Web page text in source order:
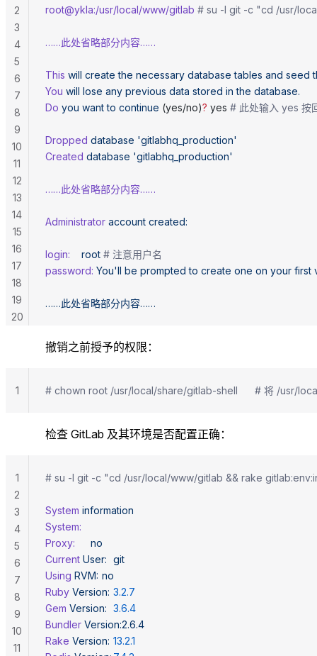
root@ykla:/usr/local/www/gitlab # su -l git -c "cd /usr/
……此处省略部分内容……
This will create the necessary database tables and seed
You will lose any previous data stored in the database.
Do you want to continue (yes/no)? yes # 此处输入 yes 按
Dropped database 'gitlabhq_production'
Created database 'gitlabhq_production'
……此处省略部分内容……
Administrator account created:
login:
    root
# 注意用户名
password: You'll be prompted to create one on your first
……此处省略部分内容……
2
3
4
5
6
7
8
9
10
11
12
13
14
15
16
17
18
19
20
撤销之前授予的权限：
# chown root /usr/local/share/gitlab-shell      # 将 /usr/
1
检查 GitLab 及其环境是否配置正确：
# su -l git -c "cd /usr/local/www/gitlab && rake
System information
System:
Proxy:
		no
Current User:
	git
Using RVM:
	no
Ruby Version:
	3.2.7
Gem Version:
	3.6.4
Bundler Version:2.6.4
Rake Version:
	13.2.1
1
2
3
4
5
6
7
8
9
10
11